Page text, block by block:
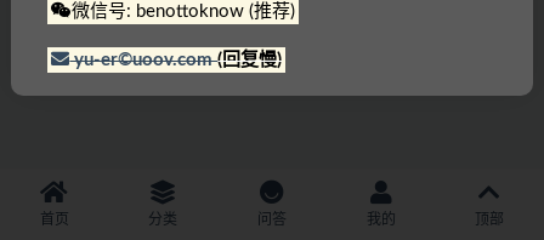
首页 分类 问答 我的 顶部
微信号: benottoknow (推荐)
yu-er©uoov.com(回复慢)